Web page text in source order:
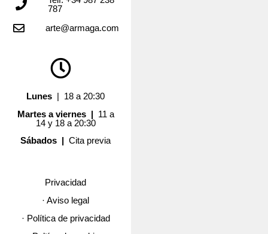
787
arte@armaga.com
Lunes | 18 a 20:30
Martes a viernes | 11 a
14 y 18 a 20:30
Sábados |Cita previa
Privacidad
· Aviso legal
· Política de privacidad